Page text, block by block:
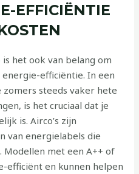
EFFICIËNTIE
is het ook van belang om
efficiëntie. In een
zomers steeds vaker hete
is het cruciaal dat je
is. Airco’s zijn
van energielabels die
Modellen met een A++ of
efficiënt en kunnen helpen